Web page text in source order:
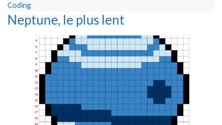
Coding
Neptune, le plus lent